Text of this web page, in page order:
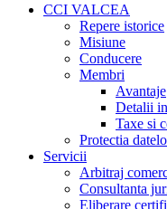
CCI VALCEA
Repere istorice
Misiune
Conducere
Membri
Avantaje
Detalii
Taxe si
Protectia
Servicii
Arbitraj
Consultanta
Eliberare